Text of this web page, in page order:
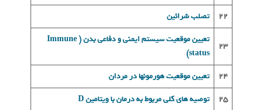
22
تصلب شرائين
23
تعيين موقعيت سيستم ايمنی و دفاعی بدن ( Immune
status)
24
تعيين موقعيت هورمونها در مردان
25
توصيه های کلی مربوط به درمان با ويتامينD